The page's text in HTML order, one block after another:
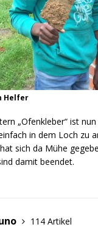
Helfer
„Ofenkleber“ ist
in dem Loch zu
sich da Mühe
damit beendet.
114 Artikel